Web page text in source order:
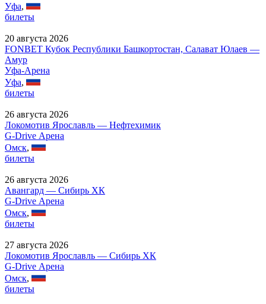
Уфа,
билеты
20 августа 2026
FONBET Кубок Республики Башкортостан, Салават Юлаев —
Амур
Уфа-Арена
Уфа,
билеты
26 августа 2026
Локомотив Ярославль — Нефтехимик
G-Drive Арена
Омск,
билеты
26 августа 2026
Авангард — Сибирь ХК
G-Drive Арена
Омск,
билеты
27 августа 2026
Локомотив Ярославль — Сибирь ХК
G-Drive Арена
Омск,
билеты